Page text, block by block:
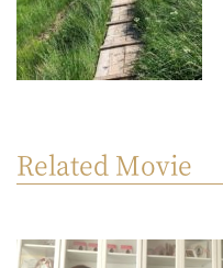
Related Movie